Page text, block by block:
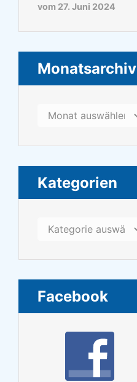
vom 27. Juni 2024
Monatsarchiv
Monatsarchiv
Kategorien
Kategorien
Facebook